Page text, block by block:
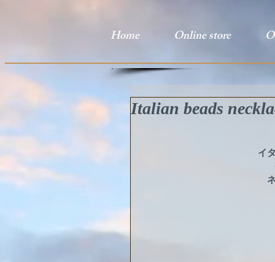
Home Online store
Italian beads
イ